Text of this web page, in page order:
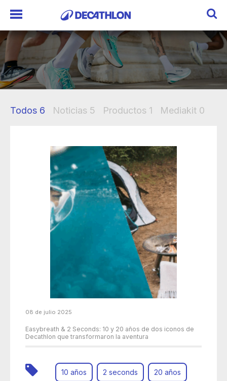
Todos 6 Noticias 5 Productos 1 Mediakit 0
08 de julio 2025
Easybreath & 2 Seconds: 10 y 20 años de dos iconos de
Decathlon que transformaron la aventura
10 años 2 seconds 20 años